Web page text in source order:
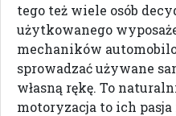
tego też wiele osób
użytkowanego
mechaników
sprowadzać używane
własną rękę. To
motoryzacja to ich